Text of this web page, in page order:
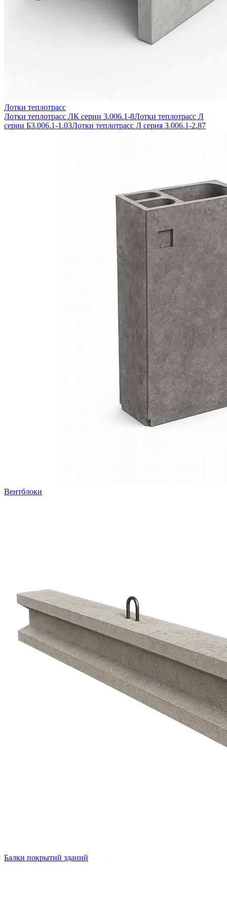
Лотки теплотрасс
Лотки теплотрасс ЛК серии 3.006.1-8Лотки теплотрасс Л
серии Б3.006.1-1.03Лотки теплотрасс Л серия 3.006.1-2.87
Вентблоки
Балки покрытий зданий